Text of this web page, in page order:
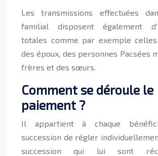
Les transmissions effectuées
familial disposent également
totales comme par exemple
des époux, des personnes Pacsées
frères et des sœurs.
Comment se déroule le
paiement ?
Il appartient à chaque
succession de régler
succession qui lui sont